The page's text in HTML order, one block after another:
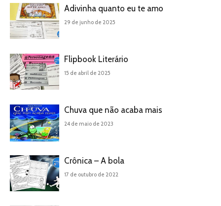
Adivinha quanto eu te amo
29 de junho de 2025
Flipbook Literário
15 de abril de 2025
Chuva que não acaba mais
24 de maio de 2023
Crônica – A bola
17 de outubro de 2022